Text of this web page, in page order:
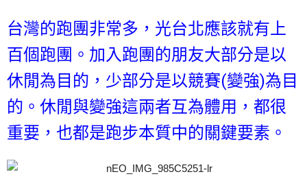
台灣的跑團非常多，光台北應該就有上
百個跑團。加入跑團的朋友大部分是以
休閒為目的，少部分是以競賽(變強)為目
的。休閒與變強這兩者互為體用，都很
重要，也都是跑步本質中的關鍵要素。